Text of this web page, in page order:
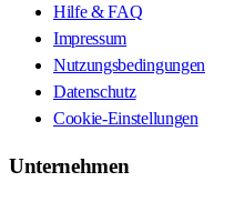
Hilfe & FAQ
Impressum
Nutzungsbedingungen
Datenschutz
Cookie-Einstellungen
Unternehmen